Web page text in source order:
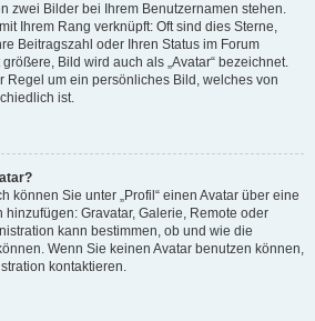
zwei Bilder bei Ihrem Benutzernamen stehen.
Ihrem Rang verknüpft: Oft sind dies Sterne,
Beitragszahl oder Ihren Status im Forum
Bild wird auch als „Avatar“ bezeichnet.
Regel um ein persönliches Bild, welches von
ist.
können Sie unter „Profil“ einen Avatar über eine
Gravatar, Galerie, Remote oder
kann bestimmen, ob und wie die
Wenn Sie keinen Avatar benutzen können,
kontaktieren.